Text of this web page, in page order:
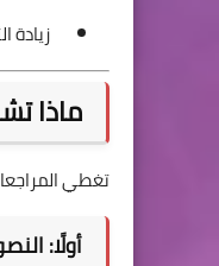
زيادة
ماذا
تغطي
أولًا: